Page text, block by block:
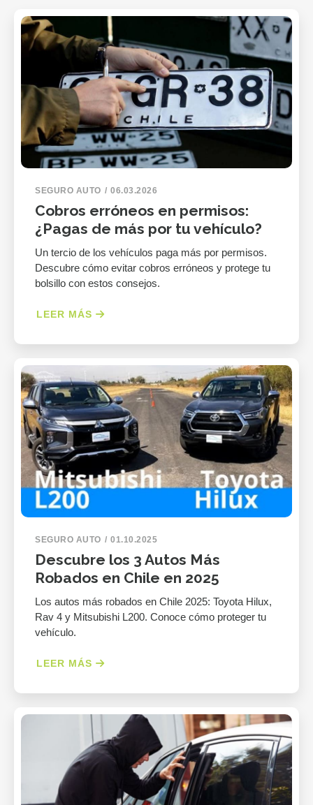
SEGURO AUTO 06.03.2026
Cobros erróneos en permisos:
¿Pagas de más por tu vehículo?
Un tercio de los vehículos paga más por permisos.
Descubre cómo evitar cobros erróneos y protege tu
bolsillo con estos consejos.
LEER MÁS
SEGURO AUTO 01.10.2025
Descubre los 3 Autos Más
Robados en Chile en 2025
Los autos más robados en Chile 2025: Toyota Hilux,
Rav 4 y Mitsubishi L200. Conoce cómo proteger tu
vehículo.
LEER MÁS